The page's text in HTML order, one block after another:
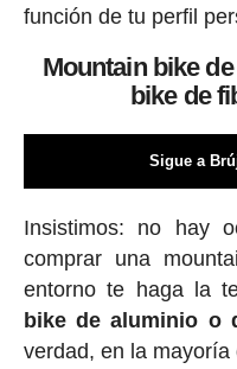
función de tu perfil
Mountain bike
bike de
Sigue a
Insistimos: no hay
comprar una
entorno te haga la
bike de aluminio o
verdad, en la